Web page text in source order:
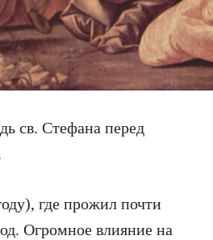
св. Стефана перед
где прожил почти
Огромное влияние на